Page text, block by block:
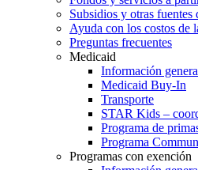
Subsidios y otras fuentes
Ayuda con los costos de
Preguntas frecuentes
Medicaid
Información
Medicaid Buy-In
Transporte
STAR Kids –
Programa de
Programa
Programas con exención